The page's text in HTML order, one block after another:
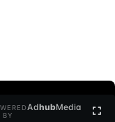
BY
AdhubMedia